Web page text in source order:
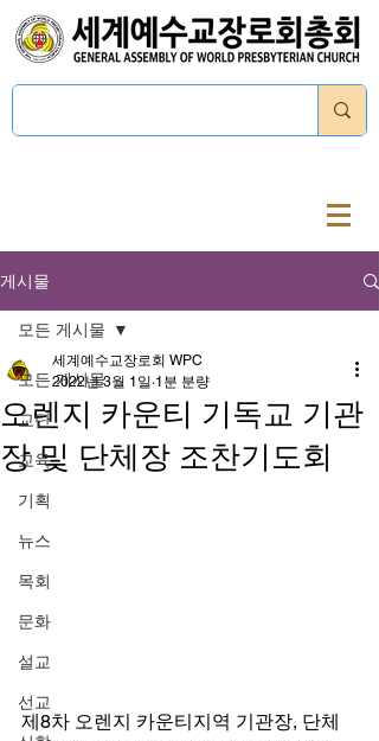
게시물
모든 게시물
교단
교육
기획
뉴스
목회
문화
설교
선교
모든 게시물
오렌지 카운티 기독교 기관
장 및 단체장 조찬기도회
세계예수교장로회 WPC
2022년 3월 1일 1분 분량
제8차 오렌지 카운티지역 기관장, 단체